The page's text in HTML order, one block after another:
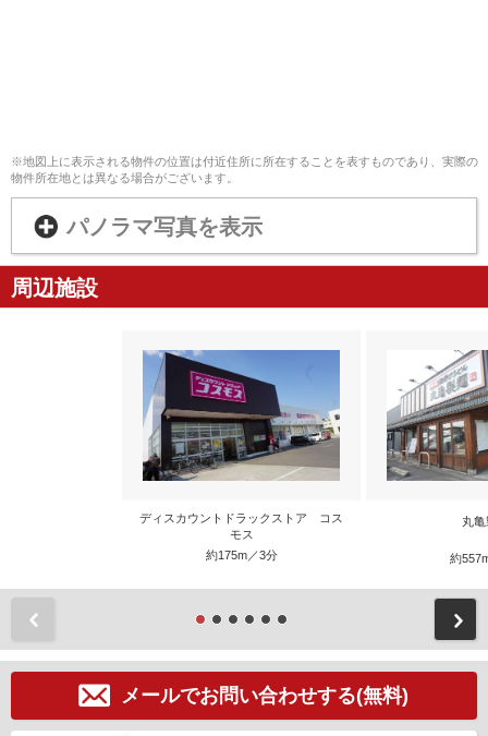
※地図上に表示される物件の位置は付近住所に所在することを表すものであり、実際の
物件所在地とは異なる場合がございます。
パノラマ写真を表示
周辺施設
ディスカウントドラックストア コス
モス
約175m／3分
丸
約
メールでお問い合わせする(無料)